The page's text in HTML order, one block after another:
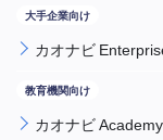
カオナビ
カオナビ